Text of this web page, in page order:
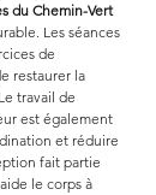
du Chemin-Vert
Les séances
de
restaurer la
travail de
est également
et réduire
fait partie
le corps à